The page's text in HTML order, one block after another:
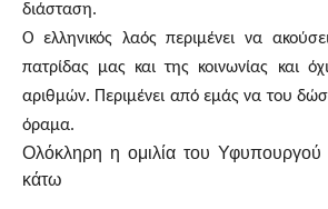
διάσταση.
Ο ελληνικός λαός περιμένει να
πατρίδας μαςκαι της κοινωνίας και
αριθμών. Περιμένει από εμάς να του
όραμα.
Ολόκληρη η ομιλία του Υφυπουργού
κάτω